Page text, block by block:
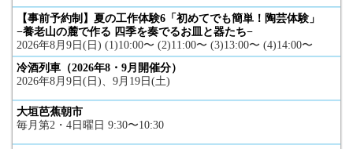
【事前予約制】夏の工作体験6「初めてでも簡単！陶芸体験」
−養老山の麓で作る 四季を奏でるお皿と器たち−
2026年8月9日(日) (1)10:00〜 (2)11:00〜 (3)13:00〜 (4)14:00〜
冷酒列車（2026年8・9月開催分）
2026年8月9日(日)、9月19日(土)
大垣芭蕉朝市
毎月第2・4日曜日 9:30〜10:30